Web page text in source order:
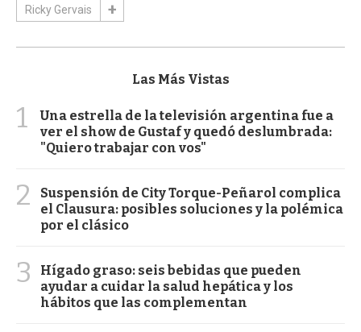
Ricky Gervais
Las Más Vistas
1
Una estrella de la televisión argentina fue a
ver el show de Gustaf y quedó deslumbrada:
"Quiero trabajar con vos"
2
Suspensión de City Torque-Peñarol complica
el Clausura: posibles soluciones y la polémica
por el clásico
3
Hígado graso: seis bebidas que pueden
ayudar a cuidar la salud hepática y los
hábitos que las complementan